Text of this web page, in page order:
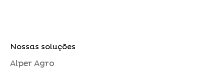
Nossas soluções
Alper Agro